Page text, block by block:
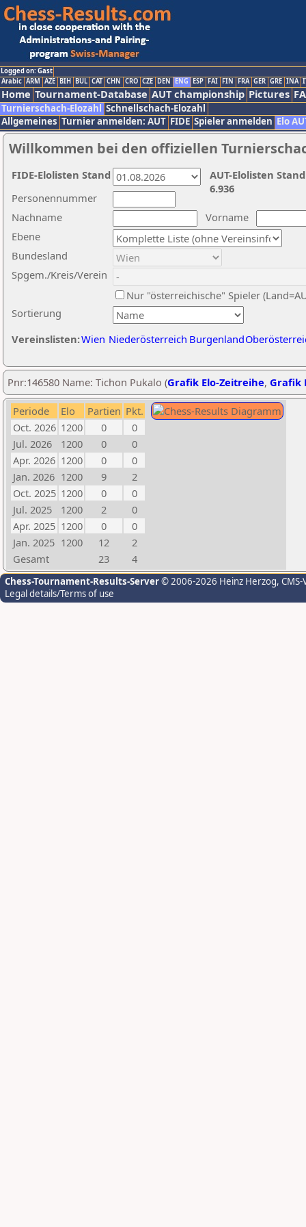
Logged on: Gast
Arabic ARM AZE BIH BUL CAT CHN CRO CZE DEN ENG ESP FAI FIN FRA GER GRE INA
Home Tournament-Database AUT championship Pictures
Turnierschach-Elozahl Schnellschach-Elozahl
Allgemeines Turnier anmelden: AUT FIDE Spieler anmelden Elo
Willkommen bei den offiziellen
Nachname
Vorname
Ebene
Sortierung
Personennummer
Bundesland
Spgem./Kreis/Verein
Nur "österreichische" Spieler
Vereinslisten:Wien Niederösterreich Burgenland
AUT-Elolisten
6.936
FIDE-Elolisten Stand
Pnr:146580 Name: Tichon Pukalo (Grafik Elo-Zeitreihe, Grafik
Periode Elo Partien Pkt.
Oct. 2026 1200 0
0
Jul. 2026
1200 0
0
Apr. 2026 1200 0
0
Jan. 2026 1200 9
2
Oct. 2025 1200 0
0
Jul. 2025
1200 2
0
Apr. 2025 1200 0
0
Jan. 2025 1200 12
2
Gesamt
23 4
Chess-Tournament-Results-Server© 2006-2026 Heinz Herzog,
Legal details/Terms of use